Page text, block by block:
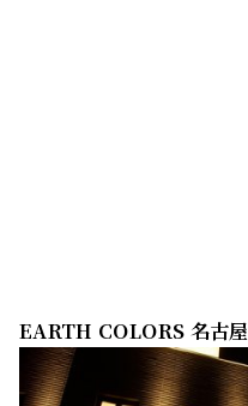
EARTH COLORS 名古屋